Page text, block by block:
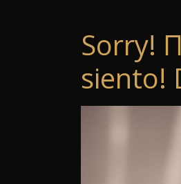
Sorry!
siento!